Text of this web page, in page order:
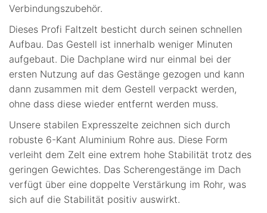
Verbindungszubehör.
Dieses Profi Faltzelt besticht durch seinen schnellen
Aufbau. Das Gestell ist innerhalb weniger Minuten
aufgebaut. Die Dachplane wird nur einmal bei der
ersten Nutzung auf das Gestänge gezogen und kann
dann zusammen mit dem Gestell verpackt werden,
ohne dass diese wieder entfernt werden muss.
Unsere stabilen Expresszelte zeichnen sich durch
robuste 6-Kant Aluminium Rohre aus. Diese Form
verleiht dem Zelt eine extrem hohe Stabilität trotz des
geringen Gewichtes. Das Scherengestänge im Dach
verfügt über eine doppelte Verstärkung im Rohr, was
sich auf die Stabilität positiv auswirkt.